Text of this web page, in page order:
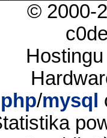
© 2000-
php/mysql